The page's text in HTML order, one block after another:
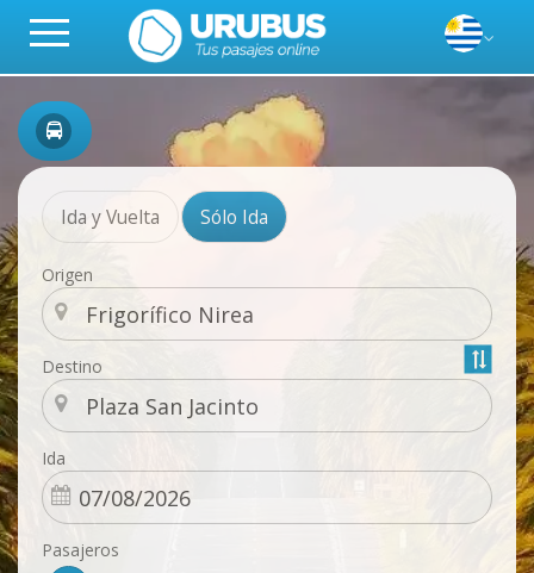
Ida y Vuelta Sólo Ida
Origen
Destino
Ida
Pasajeros